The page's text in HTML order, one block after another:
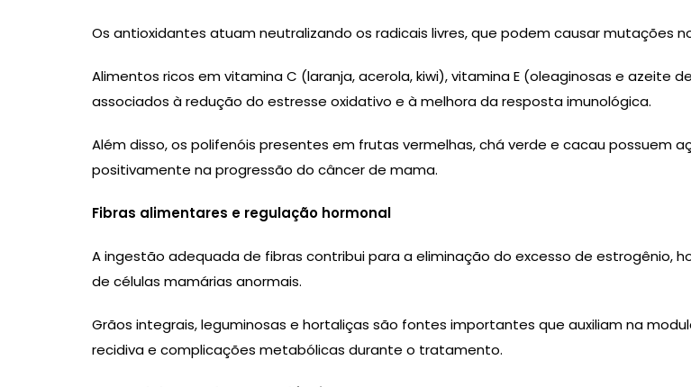
Os antioxidantes atuam neutralizando os radicais livres, que podem causar mutações
Alimentos ricos em vitamina C (laranja, acerola, kiwi), vitamina E (oleaginosas e
associados à redução do estresse oxidativo e à melhora da resposta imunológica.
Além disso, os polifenóis presentes em frutas vermelhas, chá verde e cacau
positivamente na progressão do câncer de mama.
Fibras alimentares e regulação hormonal
A ingestão adequada de fibras contribui para a eliminação do excesso de estrogênio,
de células mamárias anormais.
Grãos integrais, leguminosas e hortaliças são fontes importantes que auxiliam na
recidiva e complicações metabólicas durante o tratamento.